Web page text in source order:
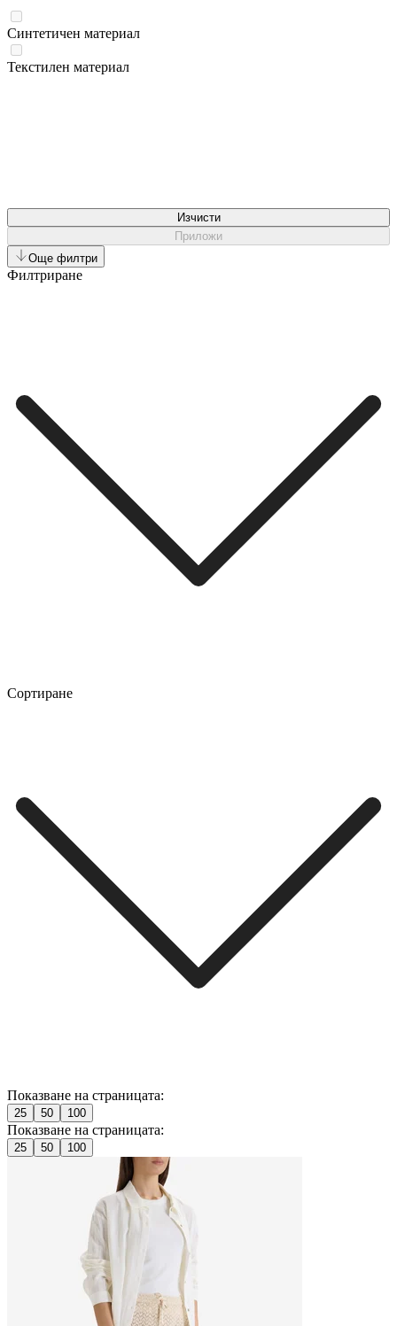
Синтетичен материал
Текстилен материал
Изчисти
Приложи
Още филтри
Филтриране
Сортиране
Показване на страницата:
25 50 100
Показване на страницата:
25 50 100